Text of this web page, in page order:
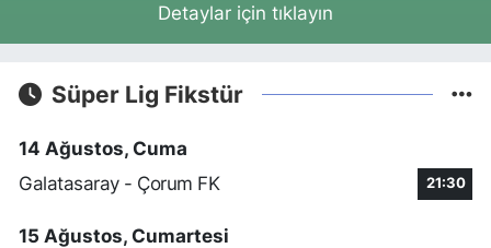
Detaylar için tıklayın
Süper Lig Fikstür
14 Ağustos, Cuma
Galatasaray - Çorum FK
21:30
15 Ağustos, Cumartesi